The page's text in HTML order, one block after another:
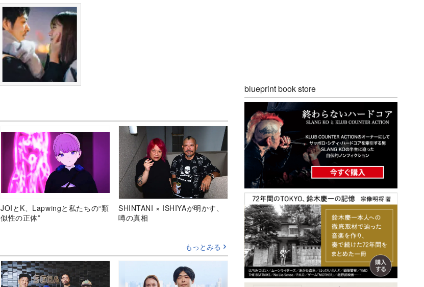
JOIとK、Lapwingと私たちの“類
似性の正体”
SHINTANI × ISHIYAが明かす、
噂の真相
もっとみる
blueprint book store